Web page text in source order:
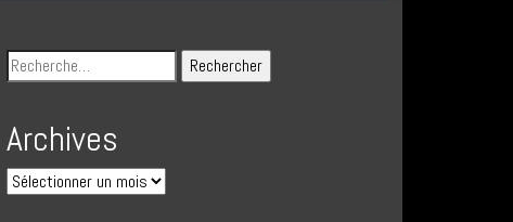
Archives